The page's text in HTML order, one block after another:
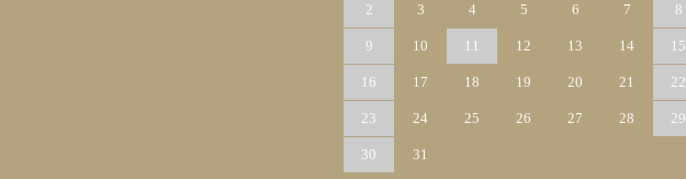
2 3 4 5 6 7 8
9 10 11 12 13 14 15
16 17 18 19 20 21 22
23 24 25 26 27 28 29
30 31